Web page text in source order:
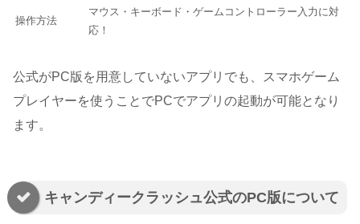
操作方法
マウス・キーボード・ゲームコントローラー入力に対
応！
公式がPC版を用意していないアプリでも、スマホゲーム
プレイヤーを使うことでPCでアプリの起動が可能となり
ます。
キャンディークラッシュ公式のPC版について